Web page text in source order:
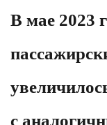
В мае 2023
с